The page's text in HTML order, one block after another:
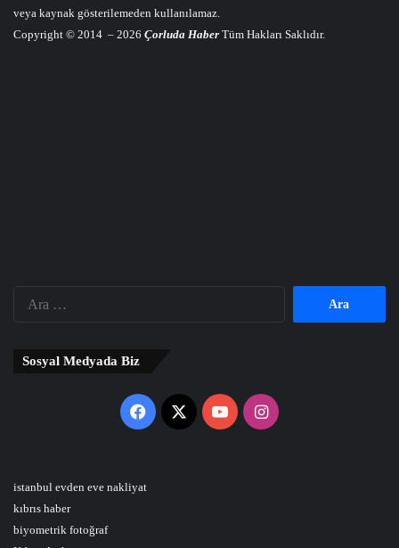
veya kaynak gösterilemeden kullanılamaz.
Copyright © 2014 – 2026 Çorluda Haber Tüm Hakları Saklıdır.
Sosyal Medyada Biz
Facebook
X YouTubeInstagram
istanbul evden eve nakliyat
kıbrıs haber
biyometrik fotoğraf